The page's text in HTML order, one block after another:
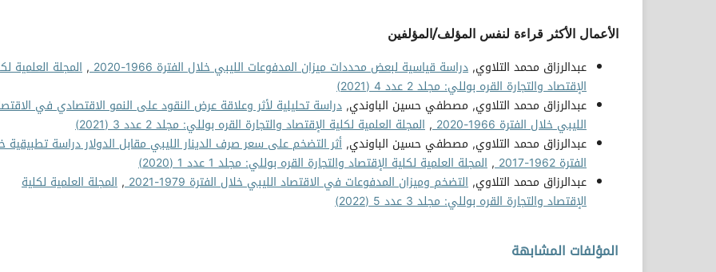
الأعمال الأكثر قراءة لنفس المؤلف/المؤلفين
عبدالرزاق محمد التلاوي, دراسة قياسية لبعض محددات ميزان المدفوعات الليبي خلال الفترة 1966-2020 , المجلة العلمية
الإقتصاد والتجارة القره بوللي: مجلد 2 عدد 4 (2021)
عبدالرزاق محمد التلاوي, مصطفي حسين الباوندي, دراسة تحليلية لأثر وعلاقة عرض النقود على النمو الاقتصادي في
الليبي خلال الفترة 1966-2020
, المجلة العلمية لكلية الإقتصاد والتجارة القره بوللي: مجلد 2 عدد 3 (2021)
عبدالرزاق محمد التلاوي, مصطفي حسين الباوندي, أثر التضخم على سعر صرف الدينار الليبي مقابل الدولار دراسة تطبيقية
الفترة 1962-2017
, المجلة العلمية لكلية الإقتصاد والتجارة القره بوللي: مجلد 1 عدد 1 (2020)
عبدالرزاق محمد التلاوي, التضخم وميزان المدفوعات في الاقتصاد الليبي خلال الفترة 1979-2021 , المجلة العلمية لكلية
الإقتصاد والتجارة القره بوللي: مجلد 3 عدد 5 (2022)
المؤلفات المشابهة